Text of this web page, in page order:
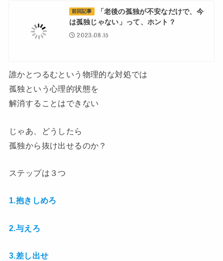
前回記事
「老後の孤独が不安なだけで、今
は孤独じゃない」って、ホント？
2023.08.15
誰かとつるむという物理的な対処では
孤独という心理的状態を
解消することはできない
じゃあ、どうしたら
孤独から抜け出せるのか？
ステップは３つ
1.抱きしめろ
2.与えろ
3.差し出せ